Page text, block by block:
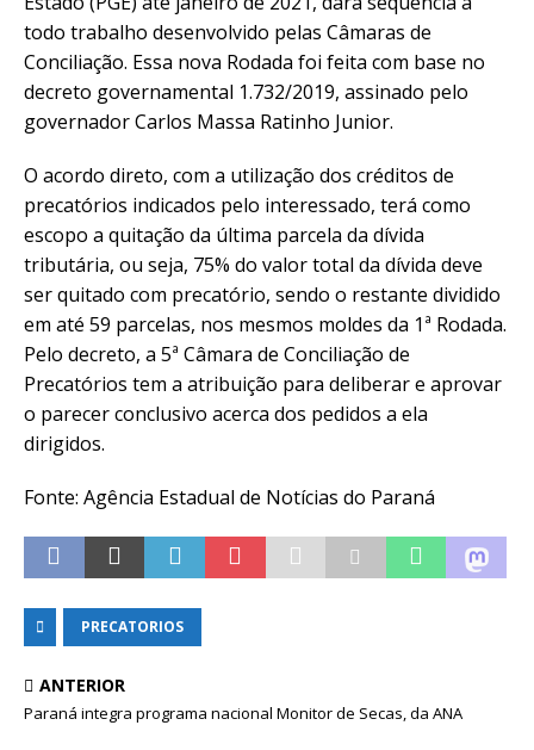
todo trabalho desenvolvido pelas Câmaras de
Conciliação. Essa nova Rodada foi feita com base no
decreto governamental 1.732/2019, assinado pelo
governador Carlos Massa Ratinho Junior.
O acordo direto, com a utilização dos créditos de
precatórios indicados pelo interessado, terá como
escopo a quitação da última parcela da dívida
tributária, ou seja, 75% do valor total da dívida deve
ser quitado com precatório, sendo o restante dividido
em até 59 parcelas, nos mesmos moldes da 1ª Rodada.
Pelo decreto, a 5ª Câmara de Conciliação de
Precatórios tem a atribuição para deliberar e aprovar
o parecer conclusivo acerca dos pedidos a ela
dirigidos.
Fonte: Agência Estadual de Notícias do Paraná
PRECATORIOS
ANTERIOR
Paraná integra programa nacional Monitor de Secas, da ANA